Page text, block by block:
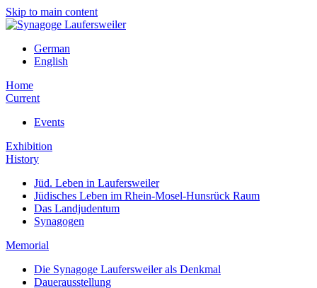
Skip to main content
German
English
Home
Current
Events
Exhibition
History
Jüd. Leben in Laufersweiler
Jüdisches Leben im Rhein-Mosel-Hunsrück Raum
Das Landjudentum
Synagogen
Memorial
Die Synagoge Laufersweiler als Denkmal
Dauerausstellung